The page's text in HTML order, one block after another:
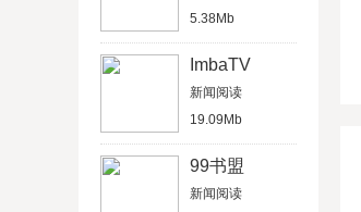
5.38Mb
ImbaTV
新闻阅读
19.09Mb
99书盟
新闻阅读